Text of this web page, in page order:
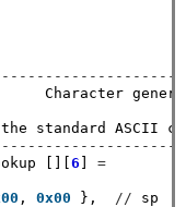
Character
standard ASCII
[][ 6
=
, 0x00 }, // sp